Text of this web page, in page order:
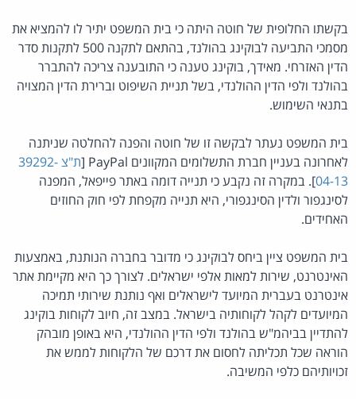
בקשתו החלופית של חוטה היתה כי בית המשפט יתיר לו להמציא את
מסמכי התביעה לבוקינג בהולנד, בהתאם לתקנה 500 לתקנות סדר
הדין האזרחי. מאידך, בוקינג טענה כי התובענה צריכה להתברר
בהולנד ולפי הדין ההולנדי, בשל תניית השיפוט וברירת הדין המצויה
בתנאי השימוש.
בית המשפט נעתר לבקשה זו של חוטה והפנה להחלטה שניתנה
לאחרונה בעניין חברת התשלומים המקוונים PayPal [
ת"צ 39292-
04-13]. במקרה זה נקבע כי תנייה דומה באתר פייפאל, המפנה
לסינגפור ולדין הסינגפורי, היא תנייה מקפחת לפי חוק החוזים
האחידים.
בית המשפט ציין ביחס לבוקינג כי מדובר בחברה הנותנת, באמצעות
האינטרנט, שירות למאות אלפי ישראלים. לצורך כך היא מקיימת אתר
אינטרנט בעברית המיועד לישראלים ואף נותנת שירותי תמיכה
המיועדים לקהל לקוחותיה בישראל. במצב זה, חיוב לקוחות בוקינג
להתדיין בביהמ"ש בהולנד ולפי הדין ההולנדי, היא באופן מובהק
הוראה שכל תכליתה לחסום את דרכם של הלקוחות לממש את
זכויותיהם כלפי המשיבה.